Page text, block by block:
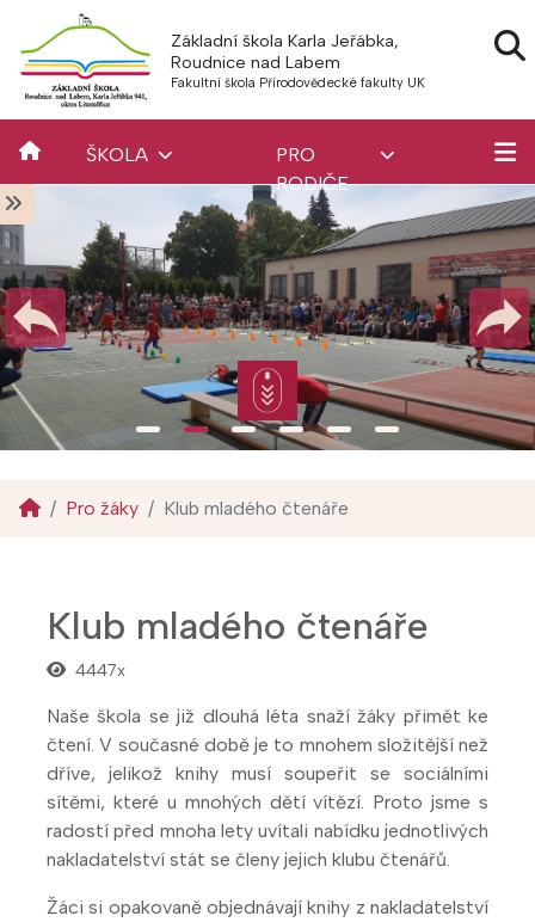
Základní škola Karla Jeřábka,
Roudnice nad Labem
Fakultní škola Přírodovědecké fakulty UK
ŠKOLA
PRO
RODIČE
Pro žáky Klub mladého čtenáře
Klub mladého čtenáře
4447x
Naše škola se již dlouhá léta snaží žáky přimět ke
čtení. V současné době je to mnohem složitější než
dříve, jelikož knihy musí soupeřit se sociálními
sítěmi, které u mnohých dětí vítězí. Proto jsme s
radostí před mnoha lety uvítali nabídku jednotlivých
nakladatelství stát se členy jejich klubu čtenářů.
Žáci si opakovaně objednávají knihy z nakladatelství